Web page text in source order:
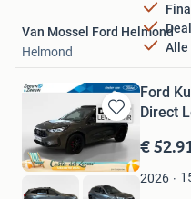
Alle
Van Mossel Ford Helmond
Helmond
Bewaren
in
Mijn
Favorieten
Ford
Direct
€
2026